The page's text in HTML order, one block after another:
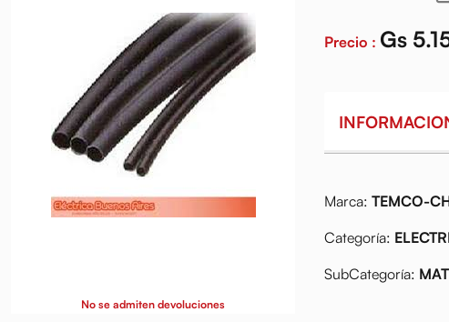
No se admiten devoluciones
Precio : Gs
Marca: TEMCO-
Categoría:
SubCategoría: